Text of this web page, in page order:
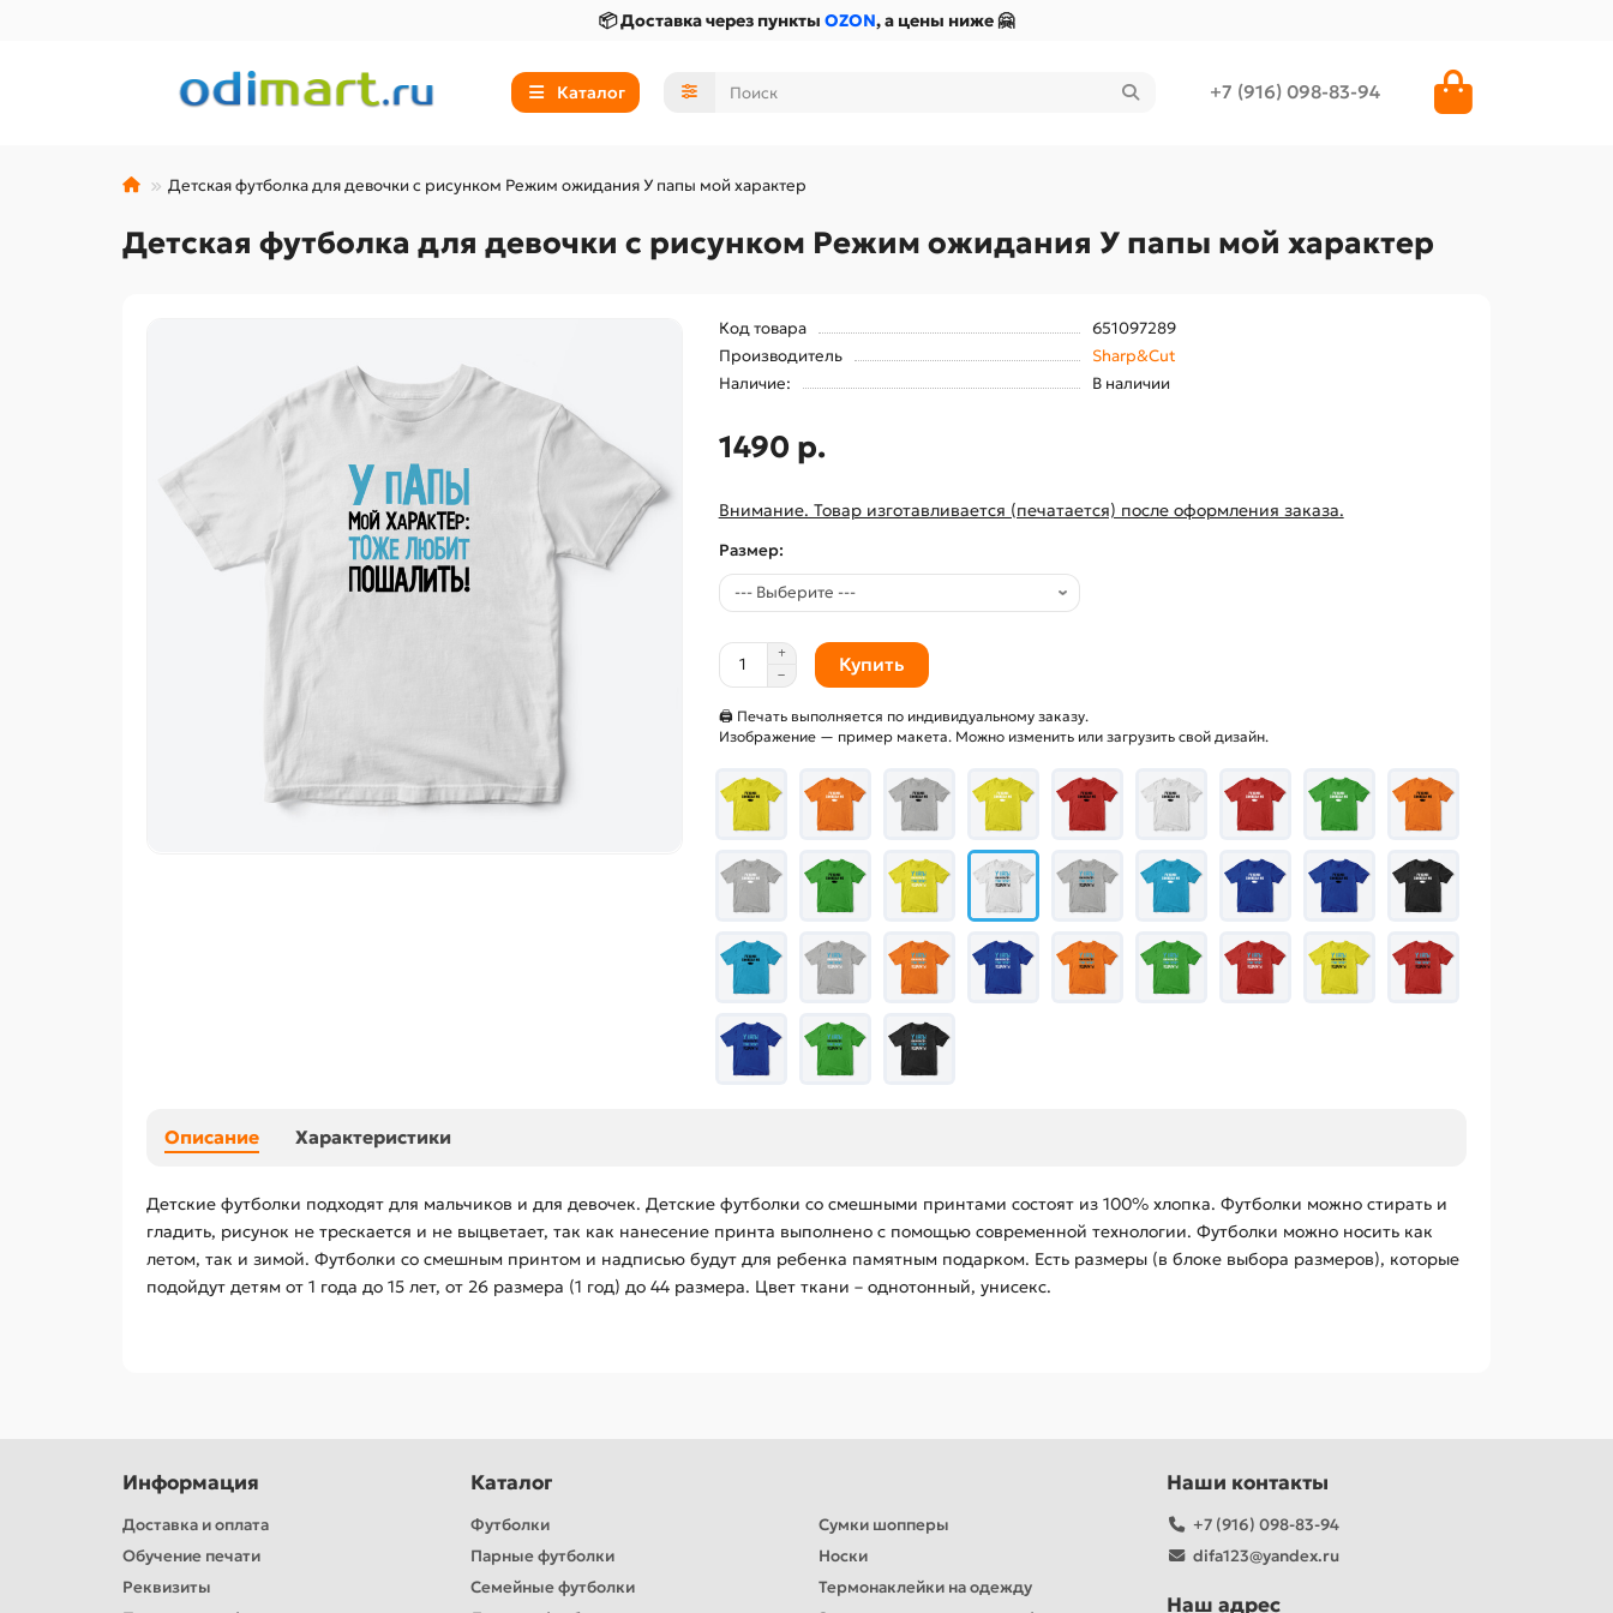
📦 Доставка через пункты OZON, а цены ниже 🤗
Каталог +7 (916) 098-83-94
Детская футболка для девочки с рисунком Режим ожидания У папы мой характер
Детская футболка для девочки с рисунком Режим ожидания У папы мой характер
Код товара
651097289
Производитель
Sharp&Cut
Наличие:
В наличии
1490 р.
Внимание. Товар изготавливается (печатается) после оформления заказа.
Размер:
Купить
🖨 Печать выполняется по индивидуальному заказу.
Изображение — пример макета. Можно изменить или загрузить свой дизайн.
Описание Характеристики
Детские футболки подходят для мальчиков и для девочек. Детские футболки со смешными принтами состоят из 100% хлопка. Футболки можно стирать и
гладить, рисунок не трескается и не выцветает, так как нанесение принта выполнено с помощью современной технологии. Футболки можно носить как
летом, так и зимой. Футболки со смешным принтом и надписью будут для ребенка памятным подарком. Есть размеры (в блоке выбора размеров), которые
подойдут детям от 1 года до 15 лет, от 26 размера (1 год) до 44 размера. Цвет ткани – однотонный, унисекс.
Информация
Доставка и оплата
Обучение печати
Реквизиты
Каталог
Футболки
Парные футболки
Семейные футболки
Сумки шопперы
Носки
Термонаклейки на одежду
Наши контакты
+7 (916) 098-83-94
difa123@yandex.ru
Наш адрес